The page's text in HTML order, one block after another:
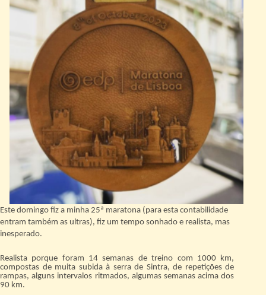
Este domingo fiz a minha 25ª maratona (para esta contabilidade
entram também as ultras), fiz um tempo sonhado e realista, mas
inesperado.
Realista porque foram 14 semanas de treino com 1000 km,
compostas de muita subida à serra de Sintra, de repetições de
rampas, alguns intervalos ritmados, algumas semanas acima dos
90 km.